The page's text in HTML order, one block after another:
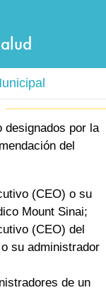
designados por la
del
(CEO) o su
Mount Sinai;
(CEO) del
su administrador
de un